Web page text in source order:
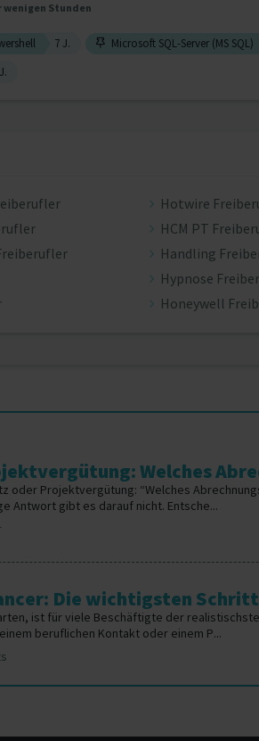
Stunden
7 J. Microsoft SQL-Server (MS SQL)
Hotwire
HCM PT
Handling
Hypnose
Honeywell
Welches
oder Projektvergütung: “Welches
Antwort gibt es darauf nicht. Entsche...
Die wichtigsten
ist für viele Beschäftigte der
beruflichen Kontakt oder einem P...